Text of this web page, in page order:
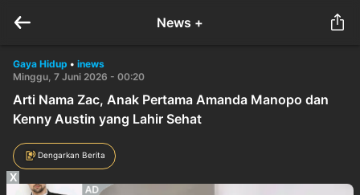
News +
Gaya Hidup • inews
Minggu, 7 Juni 2026 - 00:20
Arti Nama Zac, Anak Pertama Amanda Manopo dan
Kenny Austin yang Lahir Sehat
Dengarkan Berita
X